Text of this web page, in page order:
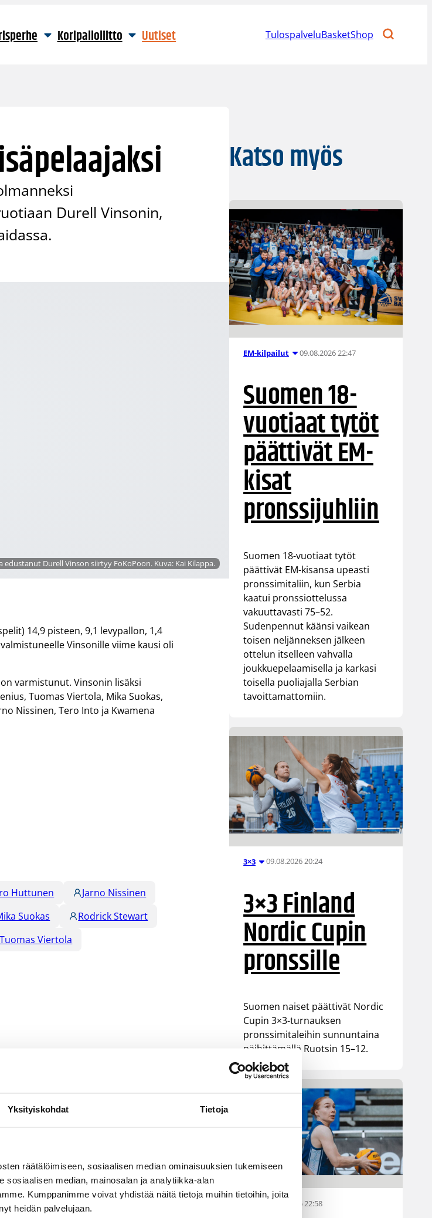
Yksityiskohdat Tietoja
räätälöimiseen, sosiaalisen median ominaisuuksien tukemiseen
median, mainosalan ja analytiikka-alan
Kumppanimme voivat yhdistää näitä tietoja muihin tietoihin, joita
heidän palvelujaan.
Koripalloliitto Uutiset TulospalveluBasketShop
Durell Vinsonin,
edustanut Durell Vinson siirtyy FoKoPoon. Kuva: Kai Kilappa.
14,9 pisteen, 9,1 levypallon, 1,4
Vinsonille viime kausi oli
varmistunut. Vinsonin lisäksi
Tuomas Viertola, Mika Suokas,
Nissinen, Tero Into ja Kwamena
Huttunen
Jarno Nissinen
Suokas
Rodrick Stewart
Tuomas Viertola
Katso myös
EM-kilpailut 09.08.2026 22:47
Suomen 18-
vuotiaat tytöt
päättivät EM-
kisat
pronssijuhliin
Suomen 18-vuotiaat tytöt
päättivät EM-kisansa upeasti
pronssimitaliin, kun Serbia
kaatui pronssiottelussa
vakuuttavasti 75–52.
Sudenpennut käänsi vaikean
toisen neljänneksen jälkeen
ottelun itselleen vahvalla
joukkuepelaamisella ja karkasi
toisella puoliajalla Serbian
tavoittamattomiin.
3×3 09.08.2026 20:24
3×3 Finland
Nordic Cupin
pronssille
Suomen naiset päättivät Nordic
Cupin 3×3-turnauksen
pronssimitaleihin sunnuntaina
päihittämällä Ruotsin 15–12.
08.08.2026 22:58